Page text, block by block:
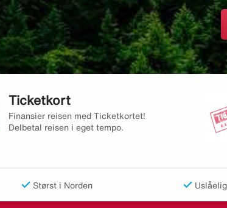
Ticketkort
Finansier reisen med Ticketkortet!
Delbetal reisen i eget tempo.
Størst i Norden